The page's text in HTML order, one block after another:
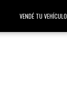
VENDÉ TU VEHÍCULO